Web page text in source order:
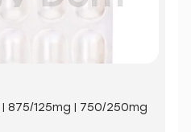
875/125mg | 750/250mg